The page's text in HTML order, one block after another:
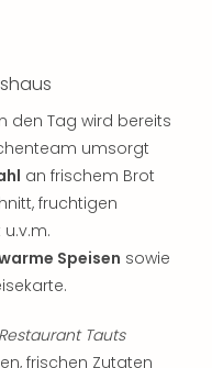
den Tag wird bereits
umsorgt
an frischem Brot
fruchtigen
Speisen sowie
Restaurant Tauts
frischen Zutaten